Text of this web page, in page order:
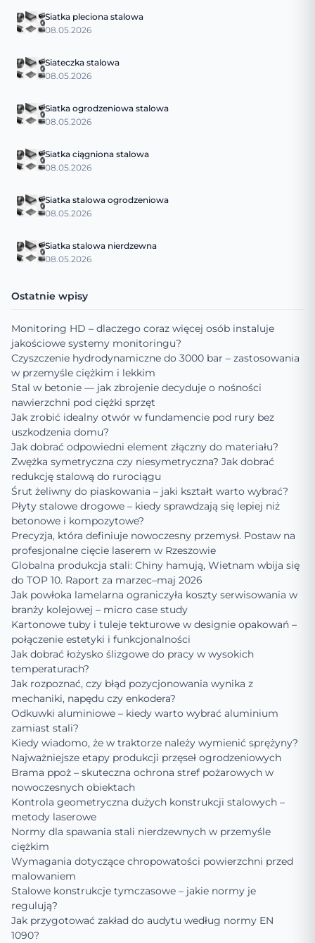
Siatka pleciona stalowa
08.05.2026
Siateczka stalowa
08.05.2026
Siatka ogrodzeniowa stalowa
08.05.2026
Siatka ciągniona stalowa
08.05.2026
Siatka stalowa ogrodzeniowa
08.05.2026
Siatka stalowa nierdzewna
08.05.2026
Ostatnie wpisy
Monitoring HD – dlaczego coraz więcej osób instaluje
jakościowe systemy monitoringu?
Czyszczenie hydrodynamiczne do 3000 bar – zastosowania
w przemyśle ciężkim i lekkim
Stal w betonie — jak zbrojenie decyduje o nośności
nawierzchni pod ciężki sprzęt
Jak zrobić idealny otwór w fundamencie pod rury bez
uszkodzenia domu?
Jak dobrać odpowiedni element złączny do materiału?
Zwężka symetryczna czy niesymetryczna? Jak dobrać
redukcję stalową do rurociągu
Śrut żeliwny do piaskowania – jaki kształt warto wybrać?
Płyty stalowe drogowe – kiedy sprawdzają się lepiej niż
betonowe i kompozytowe?
Precyzja, która definiuje nowoczesny przemysł. Postaw na
profesjonalne cięcie laserem w Rzeszowie
Globalna produkcja stali: Chiny hamują, Wietnam wbija się
do TOP 10. Raport za marzec–maj 2026
Jak powłoka lamelarna ograniczyła koszty serwisowania w
branży kolejowej – micro case study
Kartonowe tuby i tuleje tekturowe w designie opakowań –
połączenie estetyki i funkcjonalności
Jak dobrać łożysko ślizgowe do pracy w wysokich
temperaturach?
Jak rozpoznać, czy błąd pozycjonowania wynika z
mechaniki, napędu czy enkodera?
Odkuwki aluminiowe – kiedy warto wybrać aluminium
zamiast stali?
Kiedy wiadomo, że w traktorze należy wymienić sprężyny?
Najważniejsze etapy produkcji przęseł ogrodzeniowych
Brama ppoż – skuteczna ochrona stref pożarowych w
nowoczesnych obiektach
Kontrola geometryczna dużych konstrukcji stalowych –
metody laserowe
Normy dla spawania stali nierdzewnych w przemyśle
ciężkim
Wymagania dotyczące chropowatości powierzchni przed
malowaniem
Stalowe konstrukcje tymczasowe – jakie normy je
regulują?
Jak przygotować zakład do audytu według normy EN
1090?